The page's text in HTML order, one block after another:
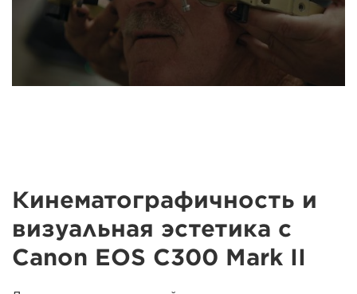
Кинематографичность и
визуальная эстетика с
Canon EOS C300 Mark II